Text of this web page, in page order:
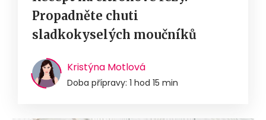
Propadněte chuti
sladkokyselých moučníků
Kristýna Motlová
Doba přípravy: 1 hod 15 min